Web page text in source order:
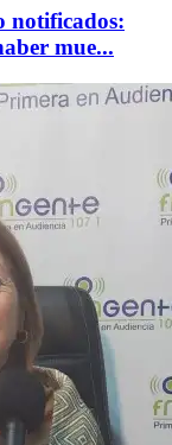
notificados:
mue...